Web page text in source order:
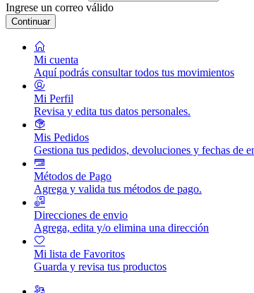
Ingrese un correo válido
Continuar
Mi cuenta
Aquí podrás consultar todos tus movimientos
Mi Perfil
Revisa y edita tus datos personales.
Mis Pedidos
Gestiona tus pedidos, devoluciones y fechas de
Métodos de Pago
Agrega y valida tus métodos de pago.
Direcciones de envio
Agrega, edita y/o elimina una dirección
Mi lista de Favoritos
Guarda y revisa tus productos